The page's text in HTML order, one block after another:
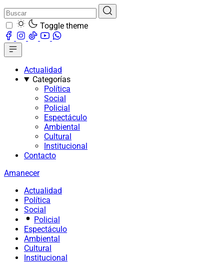
Toggle theme
Actualidad
Categorías
Política
Social
Policial
Espectáculo
Ambiental
Cultural
Institucional
Contacto
Amanecer
Actualidad
Política
Social
Policial
Espectáculo
Ambiental
Cultural
Institucional